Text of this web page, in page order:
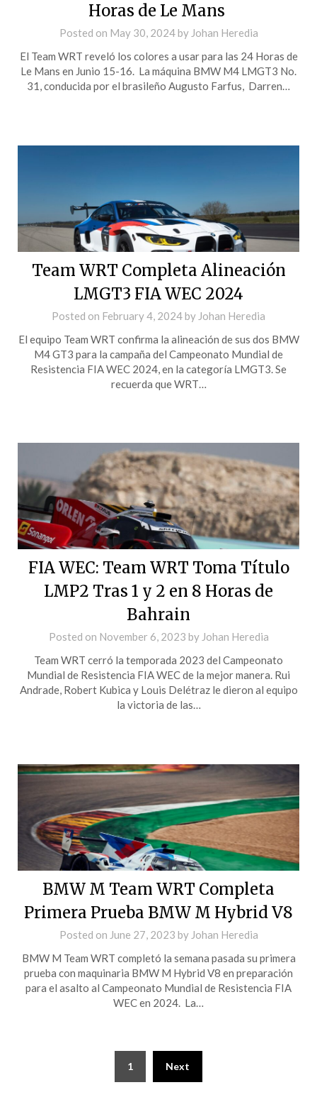
Horas de Le Mans
Posted on May 30, 2024by Johan Heredia
El Team WRT reveló los colores a usar para las 24 Horas de
Le Mans en Junio 15-16. La máquina BMW M4 LMGT3 No.
31, conducida por el brasileño Augusto Farfus, Darren…
Team WRT Completa Alineación
LMGT3 FIA WEC 2024
Posted on February 4, 2024by Johan Heredia
El equipo Team WRT confirma la alineación de sus dos BMW
M4 GT3 para la campaña del Campeonato Mundial de
Resistencia FIA WEC 2024, en la categoría LMGT3. Se
recuerda que WRT…
FIA WEC: Team WRT Toma Título
LMP2 Tras 1 y 2 en 8 Horas de
Bahrain
Posted on November 6, 2023 by Johan Heredia
Team WRT cerró la temporada 2023 del Campeonato
Mundial de Resistencia FIA WEC de la mejor manera. Rui
Andrade, Robert Kubica y Louis Delétraz le dieron al equipo
la victoria de las…
BMW M Team WRT Completa
Primera Prueba BMW M Hybrid V8
Posted on June 27, 2023 by Johan Heredia
BMW M Team WRT completó la semana pasada su primera
prueba con maquinaria BMW M Hybrid V8 en preparación
para el asalto al Campeonato Mundial de Resistencia FIA
WEC en 2024. La…
1 Next